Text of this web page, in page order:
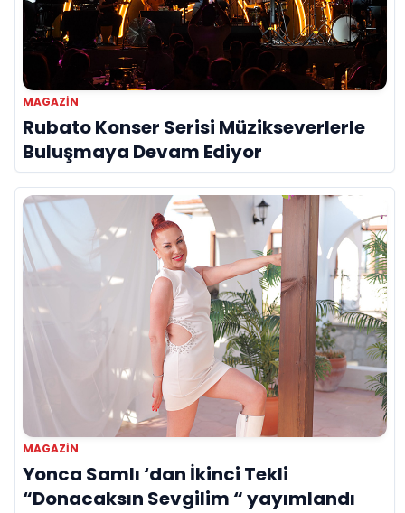
MAGAZIN
Rubato Konser Serisi Müzikseverlerle
Buluşmaya Devam Ediyor
MAGAZIN
Yonca Samlı ‘dan İkinci Tekli
“Donacaksın Sevgilim “ yayımlandı